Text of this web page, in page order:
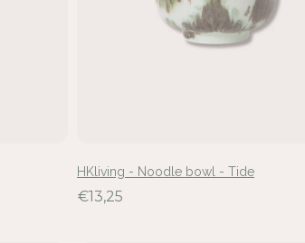
HKliving - Noodle bowl - Tide
€13,25